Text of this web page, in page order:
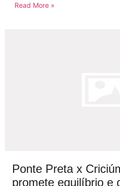
Read More »
Ponte Preta x
promete equilíbrio e